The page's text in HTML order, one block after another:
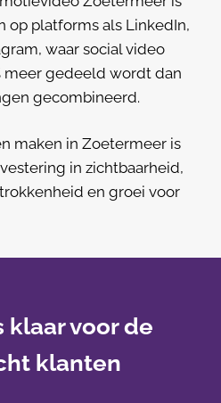
op platforms als LinkedIn,
waar social video
meer gedeeld wordt dan
gecombineerd.
maken in Zoetermeer is
in zichtbaarheid,
en groei voor
klaar voor de
klanten